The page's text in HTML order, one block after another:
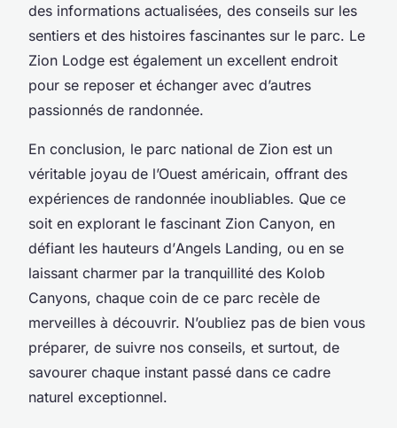
des informations actualisées, des conseils sur les
sentiers et des histoires fascinantes sur le parc. Le
Zion Lodge est également un excellent endroit
pour se reposer et échanger avec d’autres
passionnés de randonnée.
En conclusion, le parc national de Zion est un
véritable joyau de l’Ouest américain, offrant des
expériences de randonnée inoubliables. Que ce
soit en explorant le fascinant Zion Canyon, en
défiant les hauteurs d’Angels Landing, ou en se
laissant charmer par la tranquillité des Kolob
Canyons, chaque coin de ce parc recèle de
merveilles à découvrir. N’oubliez pas de bien vous
préparer, de suivre nos conseils, et surtout, de
savourer chaque instant passé dans ce cadre
naturel exceptionnel.